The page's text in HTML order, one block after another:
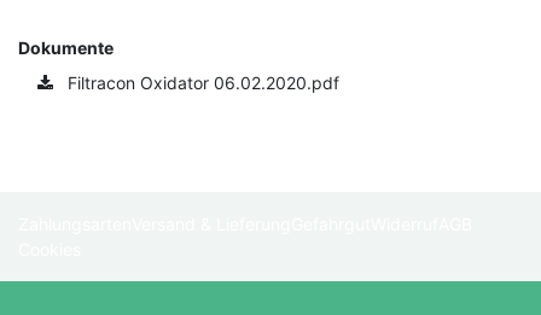
Dokumente
Filtracon Oxidator 06.02.2020.pdf